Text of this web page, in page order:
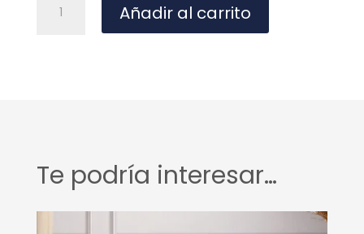
RENE
Añadir al carrito
i
Te podría interesar…